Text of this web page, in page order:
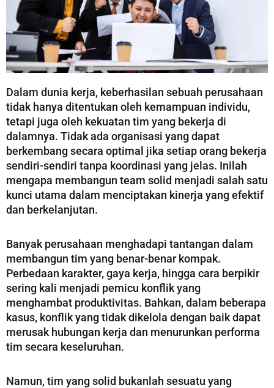
Dalam dunia kerja, keberhasilan sebuah perusahaan
tidak hanya ditentukan oleh kemampuan individu,
tetapi juga oleh kekuatan tim yang bekerja di
dalamnya. Tidak ada organisasi yang dapat
berkembang secara optimal jika setiap orang bekerja
sendiri-sendiri tanpa koordinasi yang jelas. Inilah
mengapa membangun team solid menjadi salah satu
kunci utama dalam menciptakan kinerja yang efektif
dan berkelanjutan.
Banyak perusahaan menghadapi tantangan dalam
membangun tim yang benar-benar kompak.
Perbedaan karakter, gaya kerja, hingga cara berpikir
sering kali menjadi pemicu konflik yang
menghambat produktivitas. Bahkan, dalam beberapa
kasus, konflik yang tidak dikelola dengan baik dapat
merusak hubungan kerja dan menurunkan performa
tim secara keseluruhan.
Namun, tim yang solid bukanlah sesuatu yang